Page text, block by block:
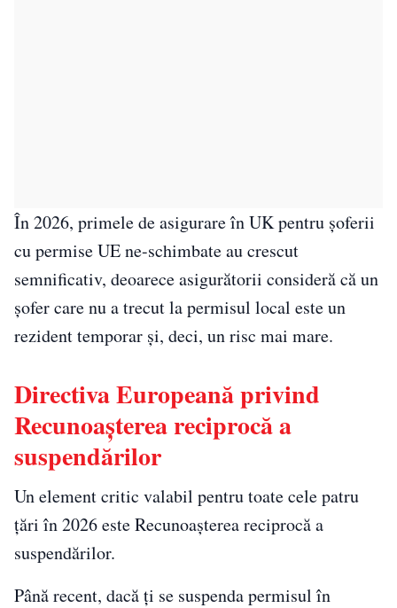
În 2026, primele de asigurare în UK pentru șoferii
cu permise UE ne-schimbate au crescut
semnificativ, deoarece asigurătorii consideră că un
șofer care nu a trecut la permisul local este un
rezident temporar și, deci, un risc mai mare.
Directiva Europeană privind
Recunoașterea reciprocă a
suspendărilor
Un element critic valabil pentru toate cele patru
țări în 2026 este Recunoașterea reciprocă a
suspendărilor.
Până recent, dacă ți se suspenda permisul în